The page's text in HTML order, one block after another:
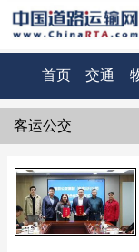
首页 交通
客运公交